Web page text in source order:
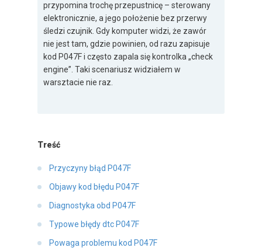
przypomina trochę przepustnicę – sterowany
elektronicznie, a jego położenie bez przerwy
śledzi czujnik. Gdy komputer widzi, że zawór
nie jest tam, gdzie powinien, od razu zapisuje
kod P047F i często zapala się kontrolka „check
engine”. Taki scenariusz widziałem w
warsztacie nie raz.
Treść
Przyczyny błąd P047F
Objawy kod błędu P047F
Diagnostyka obd P047F
Typowe błędy dtc P047F
Powaga problemu kod P047F